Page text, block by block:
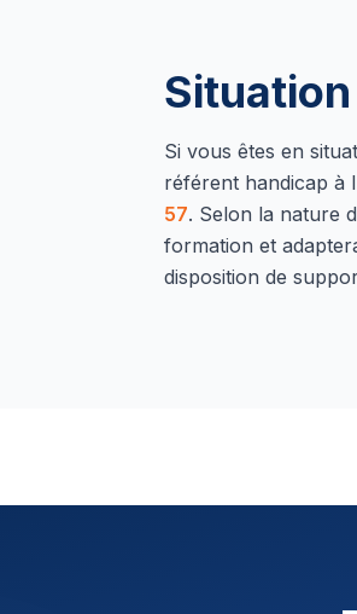
Si vous êtes en
référent handicap à
57. Selon la nature
formation et
disposition de